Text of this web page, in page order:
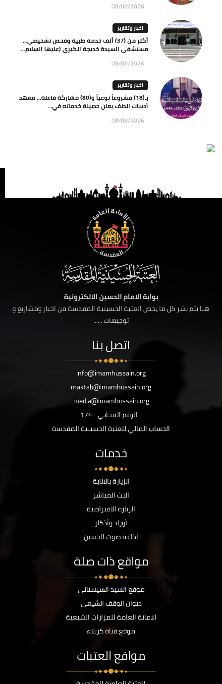
08/08/2026
اخبار وتقارير
أكثر من (37) ألف خدمة طبية وفحص تشخيصي…
مستشفى السيدة خديجة الكبرى (عليها السلام...
08/08/2026
اخبار وتقارير
بـ(18) مشروعاً نوعياً و(80) مشاركة فاعلة… معهد
أديبات الطف يعلن حصيلة خدماته في...
08/08/2026
بوابة الامام الحسين الالكترونية
هنا يتم نشر كل ما يخص العتبة الحسينية المقدسة من اخبار ومشاريع و
توجيهات ......
اتصل بنا
info@imamhussain.org
maktab@imamhussain.org
media@imamhussain.org
الرقم المجاني 174
الحساب المالي للعتبة الحسينية المقدسة
خدمات
الزيارة بالانابة
البث المباشر
الزيارة الافتراضية
أوراد وأذكار
اذاعة صوت الحسين
مواقع ذات صلة
موقع السيد السيستاني
ديوان الوقف الشيعي
الامانة العامة للمزارات الشيعية
موقع قناة كربلاء
مواقع العتبات